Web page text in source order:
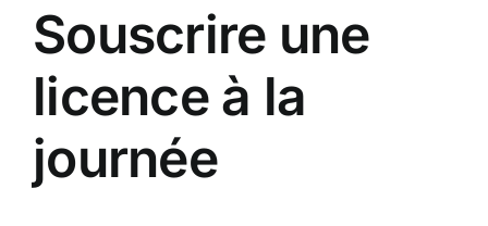
Souscrire une
licence à la
journée